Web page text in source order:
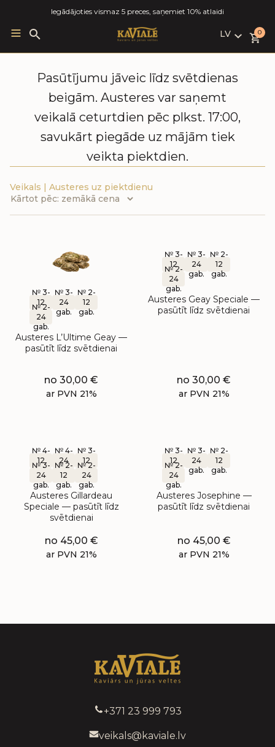
Iegādājoties vismaz 5 preces, saņemiet 10% atlaidi
Search
for:
LV
LV
0
Pasūtījumu jāveic līdz svētdienas
beigām. Austeres var saņemt
veikalā ceturtdien pēc plkst. 17:00,
savukārt piegāde uz mājām tiek
veikta piektdien.
Veikals | Austeres uz piektdienu
№ 3-
12
gab.
№ 3-
24
gab.
№ 2-
12
gab.
№ 2-
24
gab.
Austeres L’Ultime Geay —
pasūtīt līdz svētdienai
no 30,00 €
ar PVN 21%
№ 3-
12
gab.
№ 3-
24
gab.
№ 2-
12
gab.
№ 2-
24
gab.
Austeres Geay Speciale —
pasūtīt līdz svētdienai
no 30,00 €
ar PVN 21%
№ 4-
12
gab.
№ 4-
24
gab.
№ 3-
12
gab.
№ 3-
24
gab.
№ 2-
12
gab.
№ 2-
24
gab.
Austeres Gillardeau
Speciale — pasūtīt līdz
svētdienai
no 45,00 €
ar PVN 21%
№ 3-
12
gab.
№ 3-
24
gab.
№ 2-
12
gab.
№ 2-
24
gab.
Austeres Josephine —
pasūtīt līdz svētdienai
no 45,00 €
ar PVN 21%
+371 23 999 793
veikals@kaviale.lv